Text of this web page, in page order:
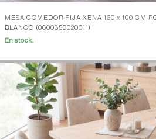
MESA COMEDOR FIJA XENA 160 x 100 CM
BLANCO (0600350020011)
En stock.